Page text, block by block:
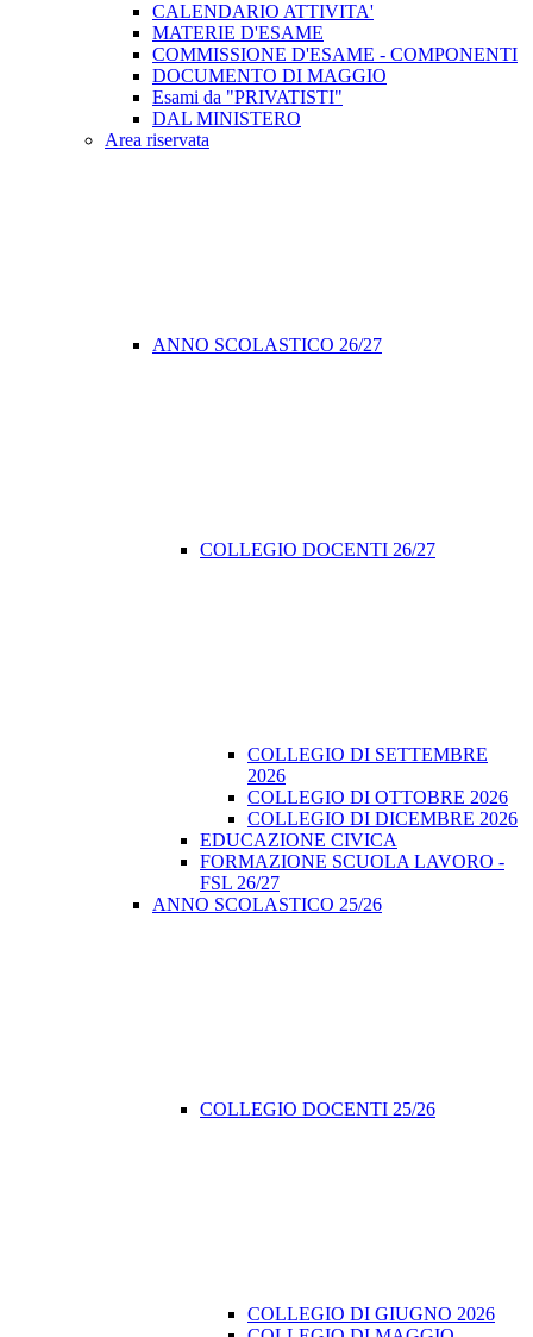
CALENDARIO ATTIVITA'
MATERIE D'ESAME
COMMISSIONE D'ESAME - COMPONENTI
DOCUMENTO DI MAGGIO
Esami da "PRIVATISTI"
DAL MINISTERO
Area riservata
ANNO SCOLASTICO 26/27
COLLEGIO DOCENTI 26/27
COLLEGIO DI SETTEMBRE
2026
COLLEGIO DI OTTOBRE 2026
COLLEGIO DI DICEMBRE 2026
EDUCAZIONE CIVICA
FORMAZIONE SCUOLA LAVORO -
FSL 26/27
ANNO SCOLASTICO 25/26
COLLEGIO DOCENTI 25/26
COLLEGIO DI GIUGNO 2026